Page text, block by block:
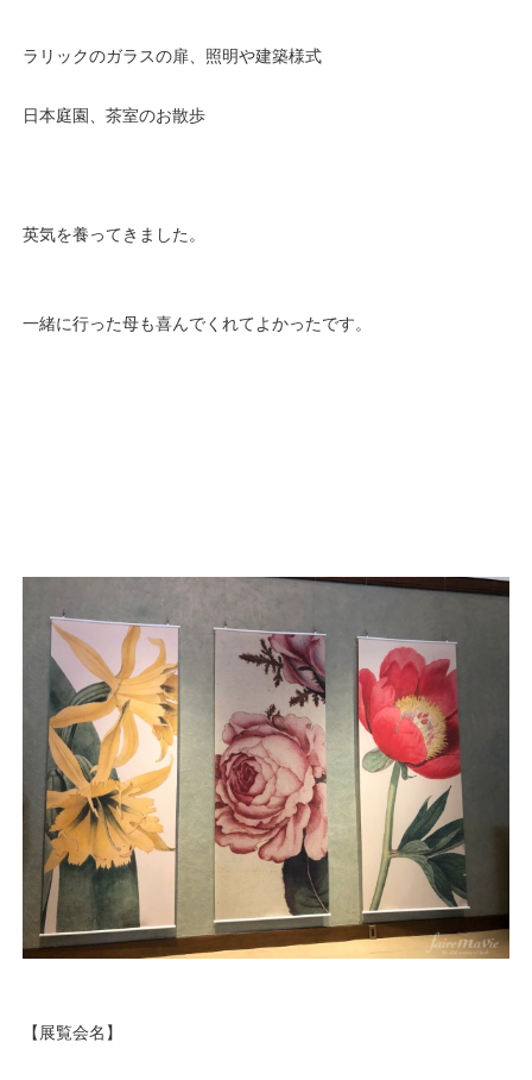
ラリックのガラスの扉、照明や建築様式
日本庭園、茶室のお散歩
英気を養ってきました。
一緒に行った母も喜んでくれてよかったです。
【展覧会名】